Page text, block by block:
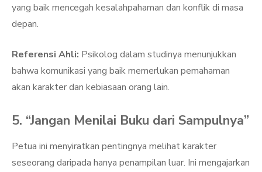
yang baik mencegah kesalahpahaman dan konflik di masa
depan.
Referensi Ahli: Psikolog dalam studinya menunjukkan
bahwa komunikasi yang baik memerlukan pemahaman
akan karakter dan kebiasaan orang lain.
5. “Jangan Menilai Buku dari Sampulnya”
Petua ini menyiratkan pentingnya melihat karakter
seseorang daripada hanya penampilan luar. Ini mengajarkan